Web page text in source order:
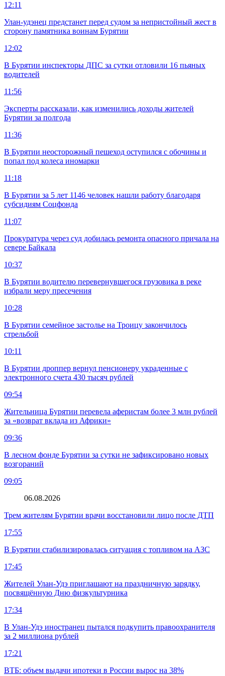
12:11
Улан-удэнец предстанет перед судом за непристойный жест в
сторону памятника воинам Бурятии
12:02
В Бурятии инспекторы ДПС за сутки отловили 16 пьяных
водителей
11:56
Эксперты рассказали, как изменились доходы жителей
Бурятии за полгода
11:36
В Бурятии неосторожный пешеход оступился с обочины и
попал под колеса иномарки
11:18
В Бурятии за 5 лет 1146 человек нашли работу благодаря
субсидиям Соцфонда
11:07
Прокуратура через суд добилась ремонта опасного причала на
севере Байкала
10:37
В Бурятии водителю перевернувшегося грузовика в реке
избрали меру пресечения
10:28
В Бурятии семейное застолье на Троицу закончилось
стрельбой
10:11
В Бурятии дроппер вернул пенсионеру украденные с
электронного счета 430 тысяч рублей
09:54
Жительница Бурятии перевела аферистам более 3 млн рублей
за «возврат вклада из Африки»
09:36
В лесном фонде Бурятии за сутки не зафиксировано новых
возгораний
09:05
06.08.2026
Трем жителям Бурятии врачи восстановили лицо после ДТП
17:55
В Бурятии стабилизировалась ситуация с топливом на АЗС
17:45
Жителей Улан-Удэ приглашают на праздничную зарядку,
посвящённую Дню физкультурника
17:34
В Улан-Удэ иностранец пытался подкупить правоохранителя
за 2 миллиона рублей
17:21
ВТБ: объем выдачи ипотеки в России вырос на 38%